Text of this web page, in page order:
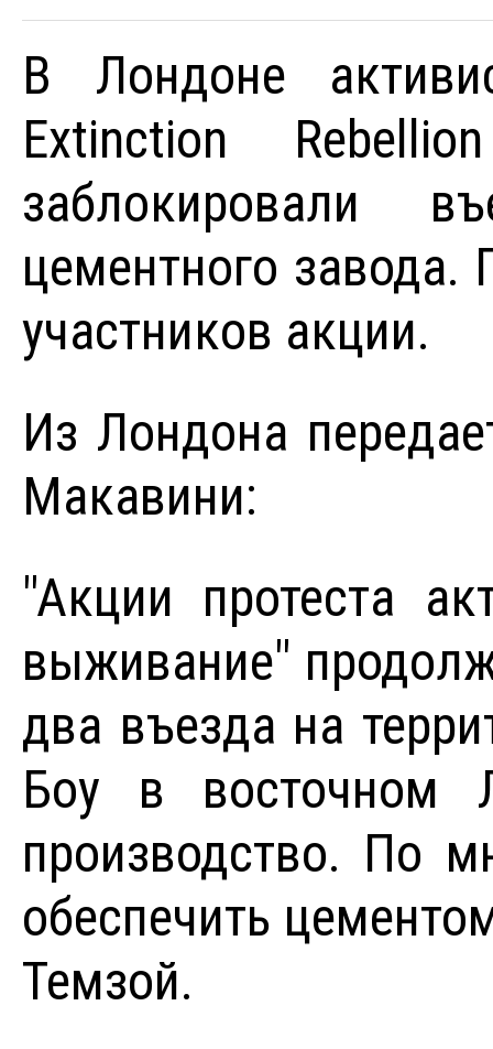
В Лондоне
Extinction
заблокировали
цементного завода.
участников акции.
Из Лондона
Макавини:
"Акции протеста
выживание"
два въезда на
Боу в восточном
производство. По
обеспечить
Темзой.